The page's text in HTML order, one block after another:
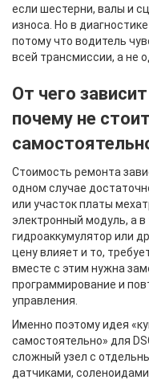
если шестерни, валы и
износа. Но в
потому что водитель
всей трансмиссии, а не
От чего
почему не
Стоимость ремонта
одном случае
или участок платы
электронный модуль, а
гидроаккумулятор или
цену влияет и то,
вместе с этим нужна
программирование и
управления.
Именно поэтому идея
самостоятельно» для
сложный узел с
датчиками, соленоидами